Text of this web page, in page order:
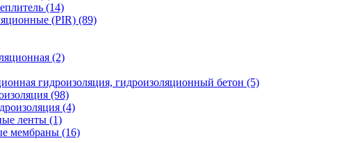
(14)
(PIR) (89)
(2)
гидроизоляция, гидроизоляционный бетон (5)
(98)
(4)
ленты (1)
мембраны (16)